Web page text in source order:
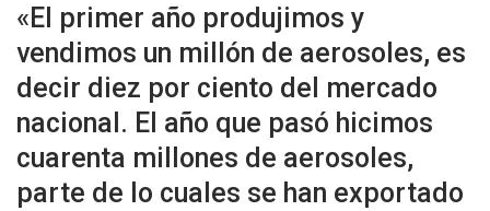
«El primer año produjimos y
vendimos un millón de aerosoles, es
decir diez por ciento del mercado
nacional. El año que pasó hicimos
cuarenta millones de aerosoles,
parte de lo cuales se han exportado